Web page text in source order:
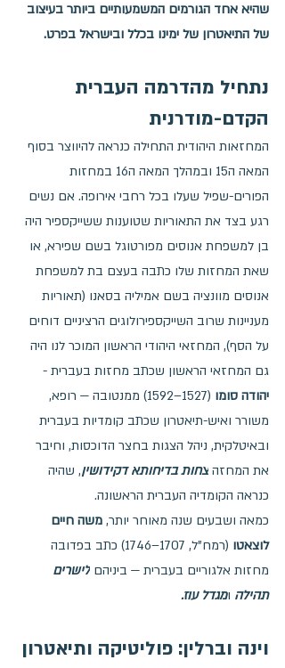
שהיא אחד הגורמים המשמעותיים ביותר בעיצוב
של התיאטרון של ימינו בכלל ובישראל בפרט.
נתחיל מהדרמה העברית
הקדם-מודרנית
המחזאות היהודית התחילה כנראה להיווצר בסוף
המאה ה15 ובמהלך המאה ה16 במחזות
הפורים-שפיל שעלו בכל רחבי אירופה. אם נשים
רגע בצד את התאוריות שטוענות ששייקספיר היה
בן למשפחת אנוסים מפורטוגל בשם שפירא, או
שאת המחזות שלו כתבה בעצם בת למשפחת
אנוסים מוונציה בשם אמיליה בסאנו (תאוריות
מעניינות שרוב השייקספירולוגים הרציניים דוחים
על הסף), המחזאי היהודי הראשון המוכר לנו היה
גם המחזאי הראשון שכתב מחזות בעברית -
יהודה סומו
(1527–1592) ממנטובה — רופא,
משורר ואיש-תיאטרון שכתב קומדיות בעברית
ובאיטלקית, ניהל הצגות בחצר הדוכסות, וחיבר
את המחזה צחות בדיחותא דקידושין, שהיה
כנראה הקומדיה העברית הראשונה.
כמאה ושבעים שנה מאוחר יותר, משה חיים
לוצאטו
(רמח"ל, 1707–1746) כתב בפדובה
מחזות אלגוריים בעברית — ביניהם לישרים
תהילה ומגדל עוז.
וינה וברלין: פוליטיקה ותיאטרון